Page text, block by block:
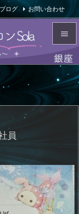


メニュ

サイド

検索
ブログ お問い合わせ
員